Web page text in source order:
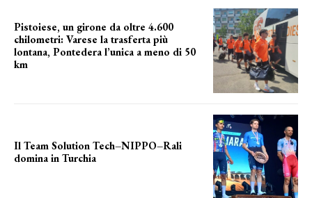
Pistoiese, un girone da oltre 4.600
chilometri: Varese la trasferta più
lontana, Pontedera l’unica a meno di 50
km
Il Team Solution Tech–NIPPO–Rali
domina in Turchia